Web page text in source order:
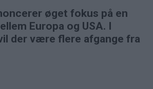
øget fokus på en
Europa og USA. I
der være flere afgange fra